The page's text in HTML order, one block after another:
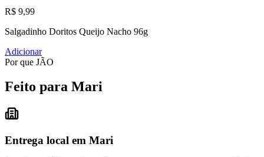
R$ 9,99
Salgadinho Doritos Queijo Nacho 96g
Adicionar
Por que JÃO
Feito para Mari
Entrega local em Mari